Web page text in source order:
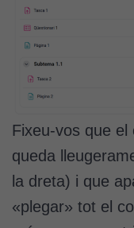
Fixeu-vos que el
queda
la dreta) i que
«plegar» tot el